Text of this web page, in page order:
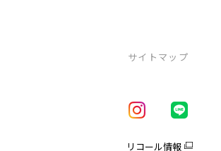
サイトマップ
リコール情報